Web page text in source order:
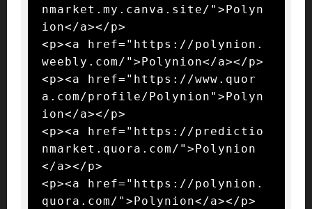
nmarket.my.canva.site/">Polyn
ion</a></p>
<p><a href="https://polynion.
weebly.com/">Polynion</a></p>
<p><a href="https://www.quor
a.com/profile/Polynion">Polyn
ion</a></p>
<p><a href="https://predictio
nmarket.quora.com/">Polynion
</a></p>
<p><a href="https://polynion.
quora.com/">Polynion</a></p>